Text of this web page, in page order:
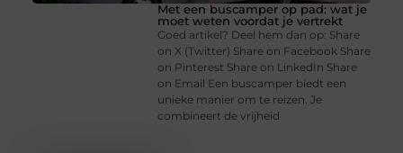
Met een buscamper op pad: wat je
moet weten voordat je vertrekt
Goed artikel? Deel hem dan op: Share
on X (Twitter) Share on Facebook Share
on Pinterest Share on LinkedIn Share
on Email Een buscamper biedt een
unieke manier om te reizen. Je
combineert de vrijheid